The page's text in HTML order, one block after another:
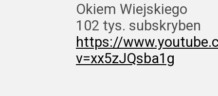
Okiem Wiejskiego
102 tys. subskryben
https://
v=xx5zJQsba1g